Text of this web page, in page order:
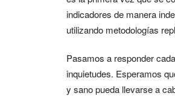
indicadores de manera
utilizando metodologías
Pasamos a responder
inquietudes. Esperamos
y sano pueda llevarse a